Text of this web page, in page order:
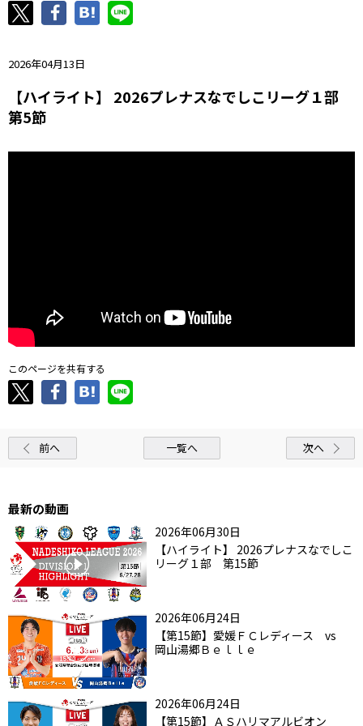
ニッパツ
2026年04月13日
【ハイライト】 2026プレナスなでしこリーグ１部
第5節
このページを共有する
前へ 一覧へ 次へ
最新の動画
2026年06月30日
【ハイライト】 2026プレナスなでしこ
リーグ１部 第15節
2026年06月24日
【第15節】愛媛ＦＣレディース vs
岡山湯郷Ｂｅｌｌｅ
2026年06月24日
【第15節】ＡＳハリマアルビオン